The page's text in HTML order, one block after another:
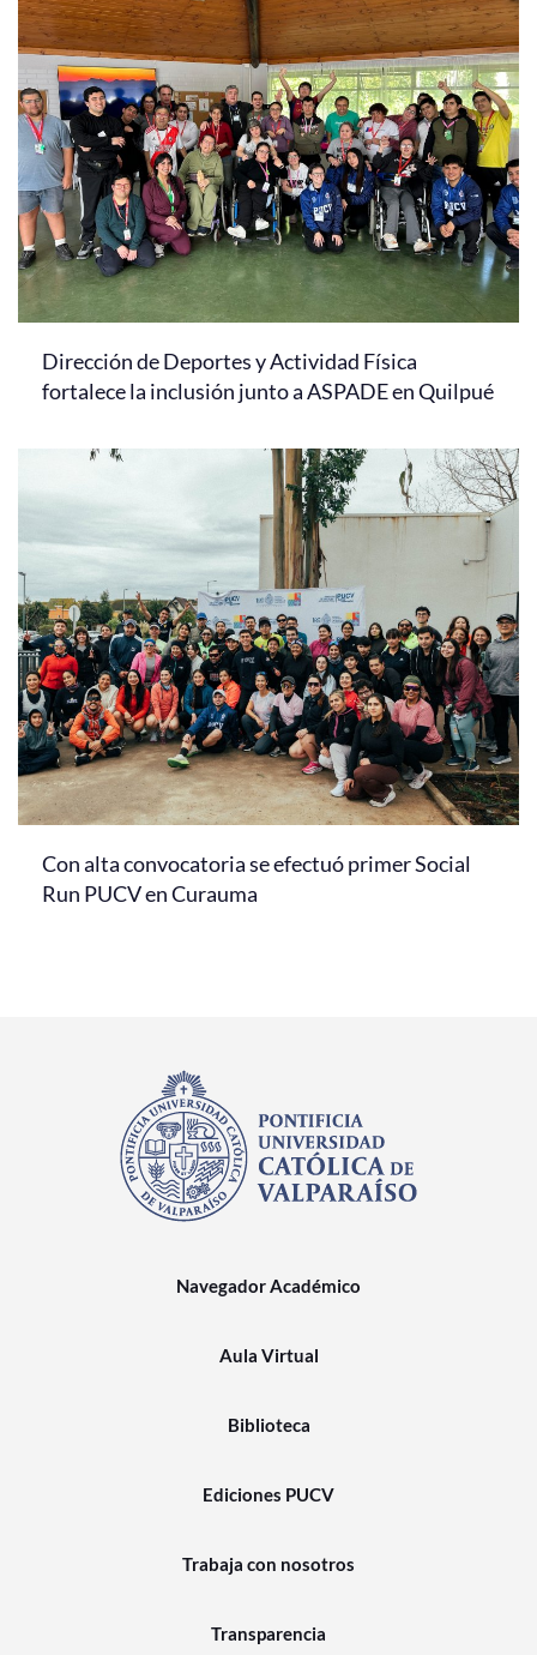
Dirección de Deportes y Actividad Física
fortalece la inclusión junto a ASPADE en Quilpué
Con alta convocatoria se efectuó primer Social
Run PUCV en Curauma
Navegador Académico
Aula Virtual
Biblioteca
Ediciones PUCV
Trabaja con nosotros
Transparencia